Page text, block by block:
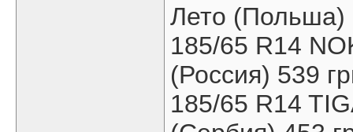
Лето (Польша)
185/65 R14
(Россия) 539
185/65 R14